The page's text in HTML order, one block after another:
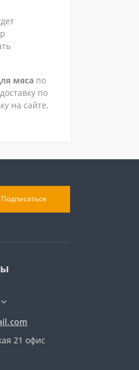
мясапо
по
на сайте,
Подписаться
21 офис